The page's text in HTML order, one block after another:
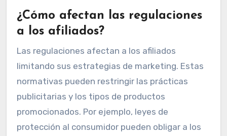
¿Cómo afectan las regulaciones
a los afiliados?
Las regulaciones afectan a los afiliados
limitando sus estrategias de marketing. Estas
normativas pueden restringir las prácticas
publicitarias y los tipos de productos
promocionados. Por ejemplo, leyes de
protección al consumidor pueden obligar a los